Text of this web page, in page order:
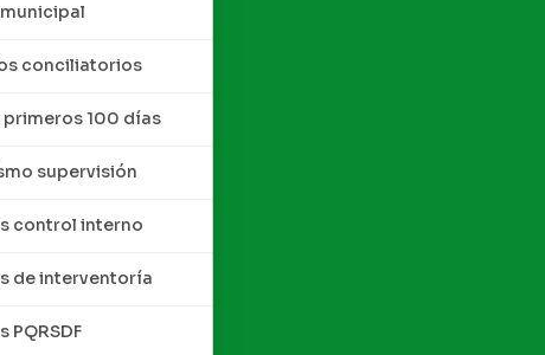
conciliatorios
primeros 100 días
supervisión
control interno
de interventoría
PQRSDF